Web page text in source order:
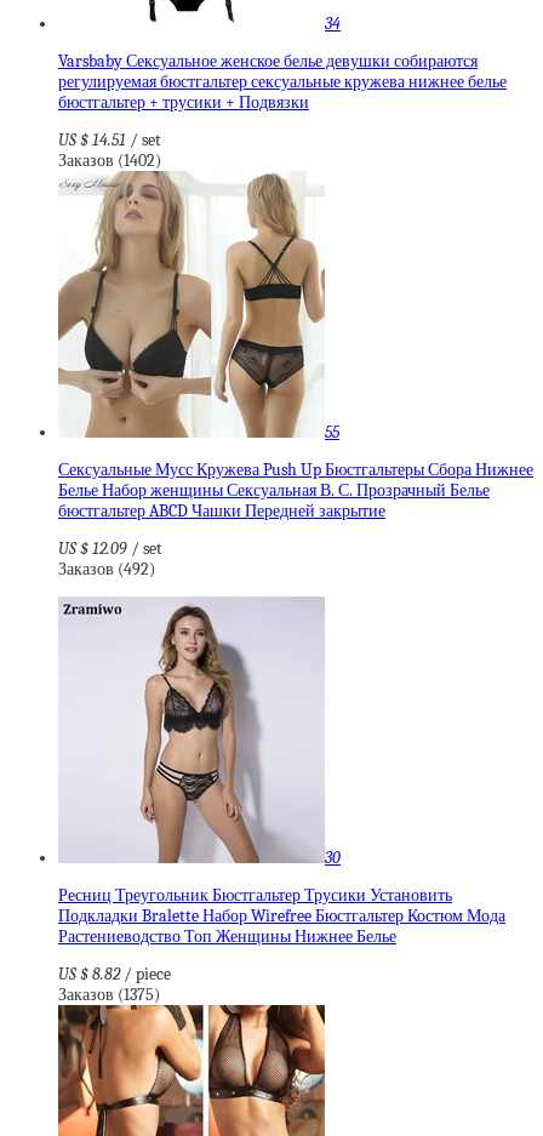
34
Varsbaby Сексуальное женское белье девушки собираются
регулируемая бюстгальтер сексуальные кружева нижнее белье
бюстгальтер + трусики + Подвязки
US $ 14.51 / set
Заказов (1402)
55
Сексуальные Мусс Кружева Push Up Бюстгальтеры Сбора Нижнее
Белье Набор женщины Сексуальная В. С. Прозрачный Белье
бюстгальтер ABCD Чашки Передней закрытие
US $ 12.09 / set
Заказов (492)
30
Ресниц Треугольник Бюстгальтер Трусики Установить
Подкладки Bralette Набор Wirefree Бюстгальтер Костюм Мода
Растениеводство Топ Женщины Нижнее Белье
US $ 8.82 / piece
Заказов (1375)